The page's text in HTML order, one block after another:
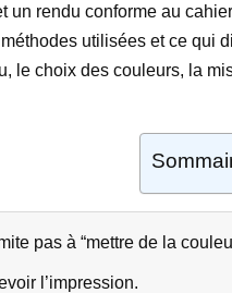
rendu conforme au
utilisées et ce
le choix des couleurs, la
pas à “mettre de la
l’impression.